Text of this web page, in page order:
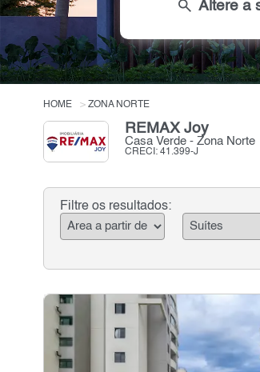
search Altere a
HOME ZONA NORTE
REMAX Joy
Casa Verde - Zona Norte
CRECI: 41.399-J
Filtre os resultados: